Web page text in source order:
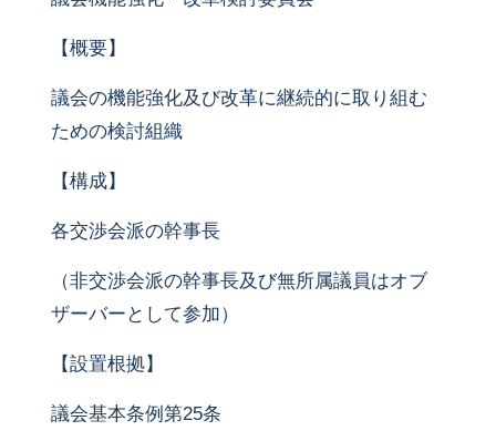
【概要】
議会の機能強化及び改革に継続的に取り組む
ための検討組織
【構成】
各交渉会派の幹事長
（非交渉会派の幹事長及び無所属議員はオブ
ザーバーとして参加）
【設置根拠】
議会基本条例第25条